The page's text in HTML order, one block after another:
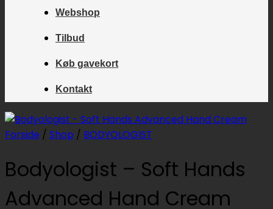
Webshop
Tilbud
Køb gavekort
Kontakt
Forside / Shop / BODYOLOGIST
Bodyologist – Soft Hands
Advanced Hand Cream